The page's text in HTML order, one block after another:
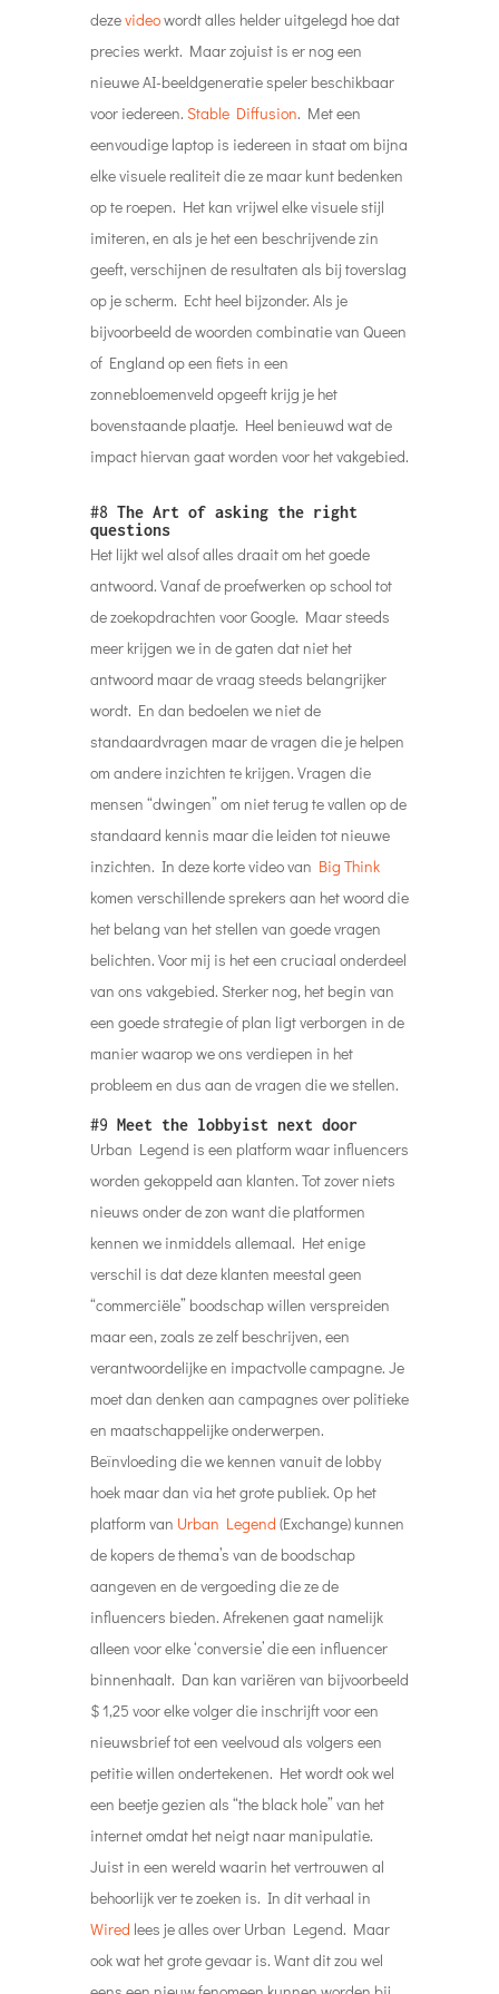
dezevideowordt alles helder uitgelegd hoe dat
precies werkt. Maar zojuist is er nog een
nieuwe AI-beeldgeneratie speler beschikbaar
voor iedereen. Stable Diffusion. Met een
eenvoudige laptop is iedereen in staat om bijna
elke visuele realiteit die ze maar kunt bedenken
op te roepen. Het kan vrijwel elke visuele stijl
imiteren, en als je het een beschrijvende zin
geeft, verschijnen de resultaten als bij toverslag
op je scherm. Echt heel bijzonder. Als je
bijvoorbeeld de woorden combinatie van Queen
of England op een fiets in een
zonnebloemenveld opgeeft krijg je het
bovenstaande plaatje. Heel benieuwd wat de
impact hiervan gaat worden voor het vakgebied.
#8 The Art of asking the right
questions
Het lijkt wel alsof alles draait om het goede
antwoord. Vanaf de proefwerken op school tot
de zoekopdrachten voor Google. Maar steeds
meer krijgen we in de gaten dat niet het
antwoord maar de vraag steeds belangrijker
wordt. En dan bedoelen we niet de
standaardvragen maar de vragen die je helpen
om andere inzichten te krijgen. Vragen die
mensen “dwingen” om niet terug te vallen op de
standaard kennis maar die leiden tot nieuwe
inzichten. In deze korte video van Big Think
komen verschillende sprekers aan het woord die
het belang van het stellen van goede vragen
belichten. Voor mij is het een cruciaal onderdeel
van ons vakgebied. Sterker nog, het begin van
een goede strategie of plan ligt verborgen in de
manier waarop we ons verdiepen in het
probleem en dus aan de vragen die we stellen.
#9 Meet the lobbyist next door
Urban Legend is een platform waar influencers
worden gekoppeld aan klanten. Tot zover niets
nieuws onder de zon want die platformen
kennen we inmiddels allemaal. Het enige
verschil is dat deze klanten meestal geen
“commerciële” boodschap willen verspreiden
maar een, zoals ze zelf beschrijven, een
verantwoordelijke en impactvolle campagne. Je
moet dan denken aan campagnes over politieke
en maatschappelijke onderwerpen.
Beïnvloeding die we kennen vanuit de lobby
hoek maar dan via het grote publiek. Op het
platform van Urban Legend (Exchange) kunnen
de kopers de thema’s van de boodschap
aangeven en de vergoeding die ze de
influencers bieden. Afrekenen gaat namelijk
alleen voor elke ‘conversie’ die een influencer
binnenhaalt. Dan kan variëren van bijvoorbeeld
$ 1,25 voor elke volger die inschrijft voor een
nieuwsbrief tot een veelvoud als volgers een
petitie willen ondertekenen. Het wordt ook wel
een beetje gezien als “the black hole” van het
internet omdat het neigt naar manipulatie.
Juist in een wereld waarin het vertrouwen al
behoorlijk ver te zoeken is. In dit verhaal in
Wired lees je alles over Urban Legend. Maar
ook wat het grote gevaar is. Want dit zou wel